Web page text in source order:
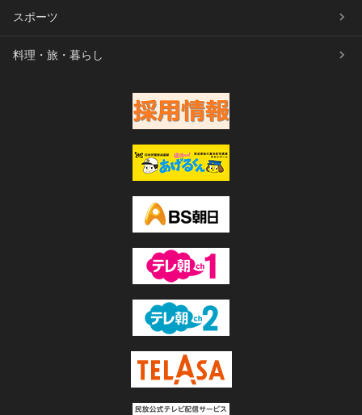
スポーツ
料理・旅・暮らし